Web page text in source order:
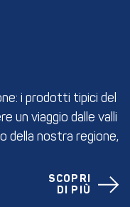
i prodotti tipici del
un viaggio dalle valli
della nostra regione,
SCOPRI
DI PIÙ